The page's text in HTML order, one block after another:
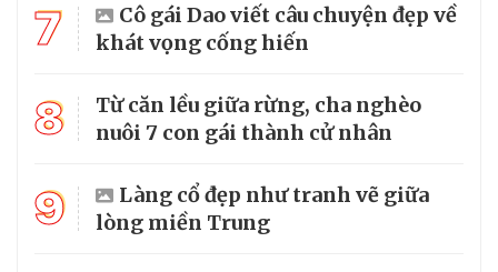
7
Cô gái Dao viết câu chuyện đẹp về
khát vọng cống hiến
8
Từ căn lều giữa rừng, cha nghèo
nuôi 7 con gái thành cử nhân
9
Làng cổ đẹp như tranh vẽ giữa
lòng miền Trung